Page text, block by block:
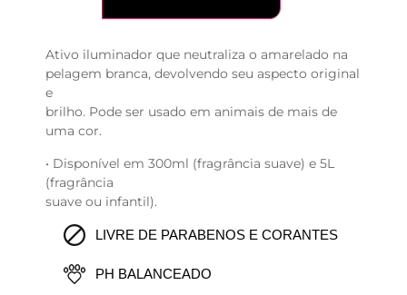
Ativo iluminador que neutraliza o amarelado na
pelagem branca, devolvendo seu aspecto original
e
brilho. Pode ser usado em animais de mais de
uma cor.
• Disponível em 300ml (fragrância suave) e 5L
(fragrância
suave ou infantil).
LIVRE DE PARABENOS E CORANTES
PH BALANCEADO